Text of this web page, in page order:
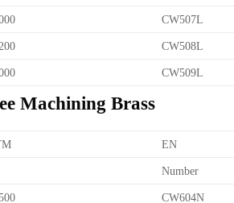
CW507L
CW508L
CW509L
Machining Brass
EN
Number
CW604N